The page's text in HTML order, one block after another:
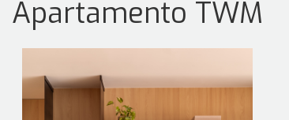
Apartamento TWM